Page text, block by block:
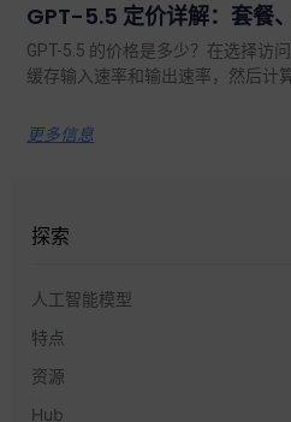
GPT-5.5 定价详解：套餐
GPT-5.5 的价格是多少？在选择访
缓存输入速率和输出速率，然后计
更多信息
探索
人工智能模型
特点
资源
Hub